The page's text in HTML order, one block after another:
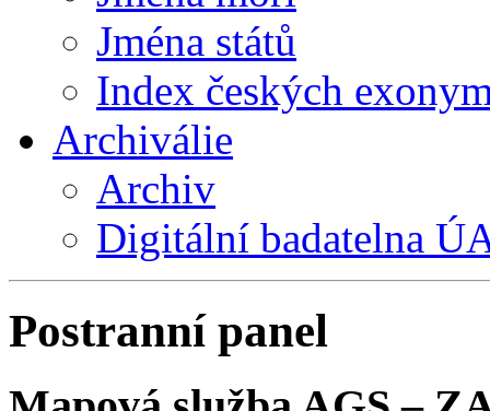
Jména států
Index českých
Archiválie
Archiv
Digitální badatelna
Postranní panel